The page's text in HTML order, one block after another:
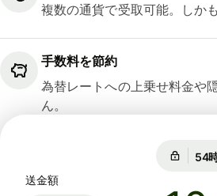
複数の通貨で受取可能。しかも
手数料を節約
為替レートへの上乗せ料金や
ん。
54
送金額